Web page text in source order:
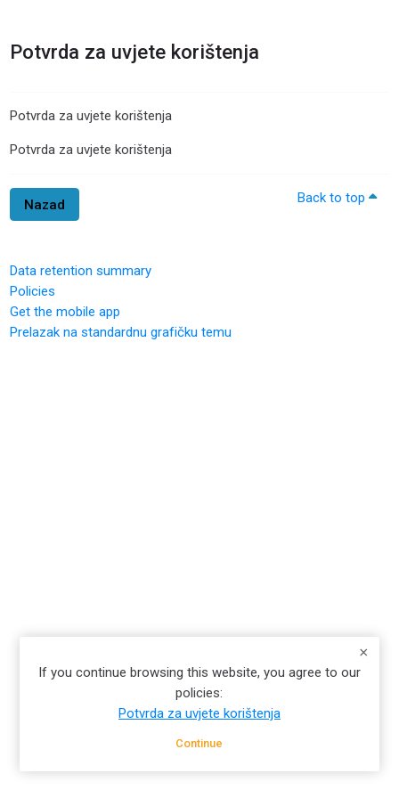
If you continue browsing this website, you agree to our
policies:
Potvrda za uvjete korištenja
Continue
Potvrda za uvjete korištenja
Potvrda za uvjete korištenja
Potvrda za uvjete korištenja
Nazad Back to top
Data retention summary
Policies
Get the mobile app
Prelazak na standardnu grafičku temu